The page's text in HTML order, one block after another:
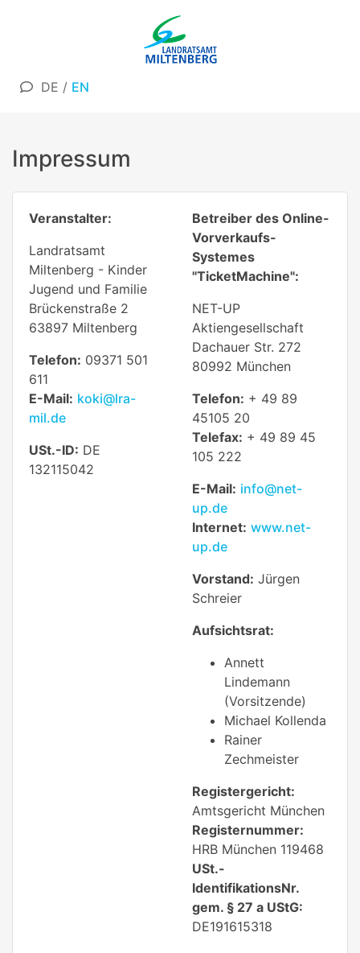
DE / EN
Impressum
Veranstalter:
Landratsamt
Miltenberg - Kinder
Jugend und Familie
Brückenstraße 2
63897 Miltenberg
Telefon: 09371 501
611
E-Mail: koki@lra-
mil.de
USt.-ID: DE
132115042
Betreiber des Online-
Vorverkaufs-
Systemes
"TicketMachine":
NET-UP
Aktiengesellschaft
Dachauer Str. 272
80992 München
Telefon: + 49 89
45105 20
Telefax: + 49 89 45
105 222
E-Mail: info@net-
up.de
Internet: www.net-
up.de
Vorstand: Jürgen
Schreier
Aufsichtsrat:
Annett
Lindemann
(Vorsitzende)
Michael Kollenda
Rainer
Zechmeister
Registergericht:
Amtsgericht München
Registernummer:
HRB München 119468
USt.-
IdentifikationsNr.
gem. § 27 a UStG:
DE191615318